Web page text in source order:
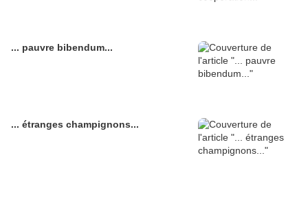
... pauvre bibendum...
... étranges champignons...